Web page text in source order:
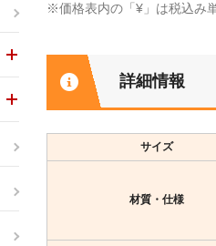
※価格表内の「¥」は税込み
詳細情報
サイズ
材質・仕様